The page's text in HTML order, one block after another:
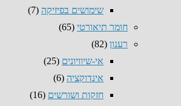
שימושים בפיזיקה (7)
חומר תיאורטי (65)
רענון (82)
אי-שיוויונים (25)
אינדוקציה (6)
חזקות ושורשים (16)